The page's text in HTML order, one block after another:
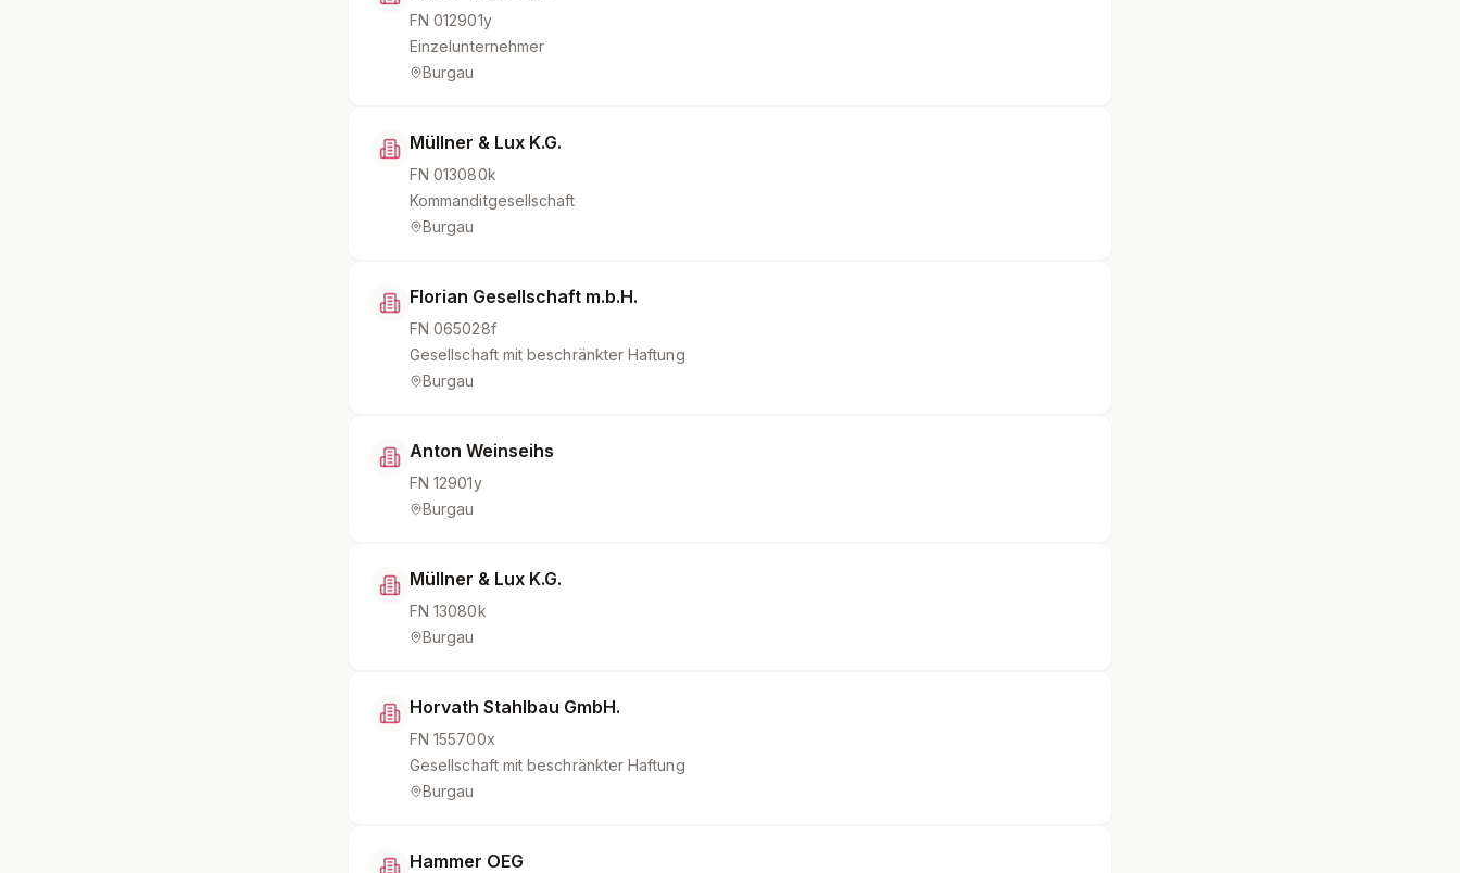
FN012901y
Einzelunternehmer
Burgau
Müllner & Lux K.G.
FN013080k
Kommanditgesellschaft
Burgau
Florian Gesellschaft m.b.H.
FN065028f
Gesellschaft mit beschränkter Haftung
Burgau
Anton Weinseihs
FN12901y
Burgau
Müllner & Lux K.G.
FN13080k
Burgau
Horvath Stahlbau GmbH.
FN155700x
Gesellschaft mit beschränkter Haftung
Burgau
Hammer OEG